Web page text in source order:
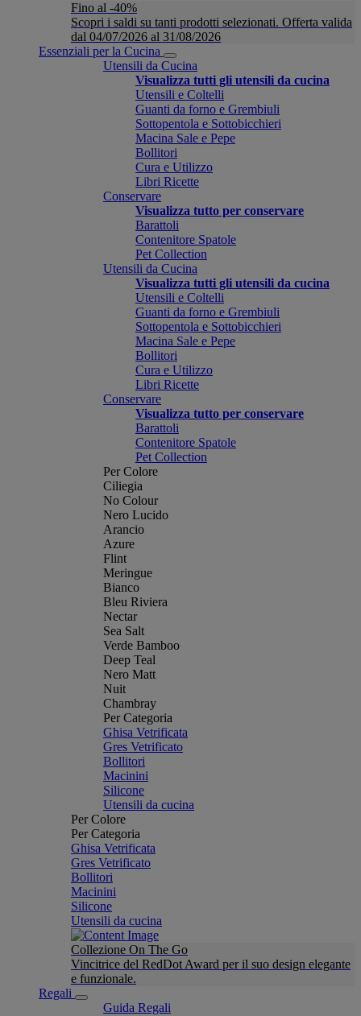
Fino al -40%
Scopri i saldi su tanti prodotti selezionati. Offerta valida
dal 04/07/2026 al 31/08/2026
Essenziali per la Cucina
Utensili da Cucina
Visualizza tutti gli utensili da cucina
Utensili e Coltelli
Guanti da forno e Grembiuli
Sottopentola e Sottobicchieri
Macina Sale e Pepe
Bollitori
Cura e Utilizzo
Libri Ricette
Conservare
Visualizza tutto per conservare
Barattoli
Contenitore Spatole
Pet Collection
Utensili da Cucina
Visualizza tutti gli utensili da cucina
Utensili e Coltelli
Guanti da forno e Grembiuli
Sottopentola e Sottobicchieri
Macina Sale e Pepe
Bollitori
Cura e Utilizzo
Libri Ricette
Conservare
Visualizza tutto per conservare
Barattoli
Contenitore Spatole
Pet Collection
Per Colore
Ciliegia
No Colour
Nero Lucido
Arancio
Azure
Flint
Meringue
Bianco
Bleu Riviera
Nectar
Sea Salt
Verde Bamboo
Deep Teal
Nero Matt
Nuit
Chambray
Per Categoria
Ghisa Vetrificata
Gres Vetrificato
Bollitori
Macinini
Silicone
Utensili da cucina
Per Colore
Per Categoria
Ghisa Vetrificata
Gres Vetrificato
Bollitori
Macinini
Silicone
Utensili da cucina
Collezione On The Go
Vincitrice del RedDot Award per il suo design elegante
e funzionale.
Regali
Guida Regali